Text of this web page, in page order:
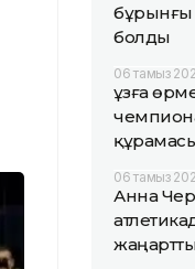
бұрынғы
болды
06 тамыз
Құзға
06 тамыз
Анна